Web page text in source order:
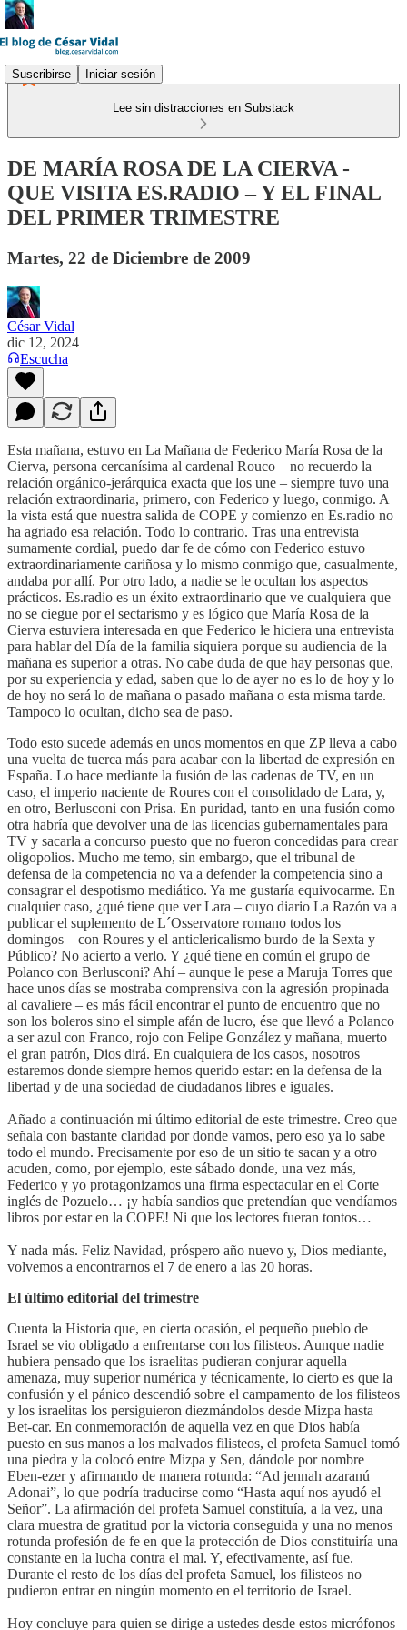
Suscribirse Iniciar sesión
Lee sin distracciones en Substack
DE MARÍA ROSA DE LA CIERVA -
QUE VISITA ES.RADIO – Y EL FINAL
DEL PRIMER TRIMESTRE
Martes, 22 de Diciembre de 2009
César Vidal
dic 12, 2024
Escucha
Esta mañana, estuvo en La Mañana de Federico María Rosa de la
Cierva, persona cercanísima al cardenal Rouco – no recuerdo la
relación orgánico-jerárquica exacta que los une – siempre tuvo una
relación extraordinaria, primero, con Federico y luego, conmigo. A
la vista está que nuestra salida de COPE y comienzo en Es.radio no
ha agriado esa relación. Todo lo contrario. Tras una entrevista
sumamente cordial, puedo dar fe de cómo con Federico estuvo
extraordinariamente cariñosa y lo mismo conmigo que, casualmente,
andaba por allí. Por otro lado, a nadie se le ocultan los aspectos
prácticos. Es.radio es un éxito extraordinario que ve cualquiera que
no se ciegue por el sectarismo y es lógico que María Rosa de la
Cierva estuviera interesada en que Federico le hiciera una entrevista
para hablar del Día de la familia siquiera porque su audiencia de la
mañana es superior a otras. No cabe duda de que hay personas que,
por su experiencia y edad, saben que lo de ayer no es lo de hoy y lo
de hoy no será lo de mañana o pasado mañana o esta misma tarde.
Tampoco lo ocultan, dicho sea de paso.
Todo esto sucede además en unos momentos en que ZP lleva a cabo
una vuelta de tuerca más para acabar con la libertad de expresión en
España. Lo hace mediante la fusión de las cadenas de TV, en un
caso, el imperio naciente de Roures con el consolidado de Lara, y,
en otro, Berlusconi con Prisa. En puridad, tanto en una fusión como
otra habría que devolver una de las licencias gubernamentales para
TV y sacarla a concurso puesto que no fueron concedidas para crear
oligopolios. Mucho me temo, sin embargo, que el tribunal de
defensa de la competencia no va a defender la competencia sino a
consagrar el despotismo mediático. Ya me gustaría equivocarme. En
cualquier caso, ¿qué tiene que ver Lara – cuyo diario La Razón va a
publicar el suplemento de L´Osservatore romano todos los
domingos – con Roures y el anticlericalismo burdo de la Sexta y
Público? No acierto a verlo. Y ¿qué tiene en común el grupo de
Polanco con Berlusconi? Ahí – aunque le pese a Maruja Torres que
hace unos días se mostraba comprensiva con la agresión propinada
al cavaliere – es más fácil encontrar el punto de encuentro que no
son los boleros sino el simple afán de lucro, ése que llevó a Polanco
a ser azul con Franco, rojo con Felipe González y mañana, muerto
el gran patrón, Dios dirá. En cualquiera de los casos, nosotros
estaremos donde siempre hemos querido estar: en la defensa de la
libertad y de una sociedad de ciudadanos libres e iguales.
Añado a continuación mi último editorial de este trimestre. Creo que
señala con bastante claridad por donde vamos, pero eso ya lo sabe
todo el mundo. Precisamente por eso de un sitio te sacan y a otro
acuden, como, por ejemplo, este sábado donde, una vez más,
Federico y yo protagonizamos una firma espectacular en el Corte
inglés de Pozuelo… ¡y había sandios que pretendían que vendíamos
libros por estar en la COPE! Ni que los lectores fueran tontos…
Y nada más. Feliz Navidad, próspero año nuevo y, Dios mediante,
volvemos a encontrarnos el 7 de enero a las 20 horas.
El último editorial del trimestre
Cuenta la Historia que, en cierta ocasión, el pequeño pueblo de
Israel se vio obligado a enfrentarse con los filisteos. Aunque nadie
hubiera pensado que los israelitas pudieran conjurar aquella
amenaza, muy superior numérica y técnicamente, lo cierto es que la
confusión y el pánico descendió sobre el campamento de los filisteos
y los israelitas los persiguieron diezmándolos desde Mizpa hasta
Bet-car. En conmemoración de aquella vez en que Dios había
puesto en sus manos a los malvados filisteos, el profeta Samuel tomó
una piedra y la colocó entre Mizpa y Sen, dándole por nombre
Eben-ezer y afirmando de manera rotunda: “Ad jennah azaranú
Adonai”, lo que podría traducirse como “Hasta aquí nos ayudó el
Señor”. La afirmación del profeta Samuel constituía, a la vez, una
clara muestra de gratitud por la victoria conseguida y una no menos
rotunda profesión de fe en que la protección de Dios constituiría una
constante en la lucha contra el mal. Y, efectivamente, así fue.
Durante el resto de los días del profeta Samuel, los filisteos no
pudieron entrar en ningún momento en el territorio de Israel.
Hoy concluye para quien se dirige a ustedes desde estos micrófonos